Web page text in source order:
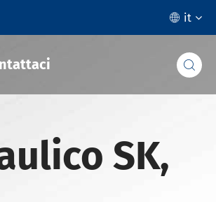
 it

SK,